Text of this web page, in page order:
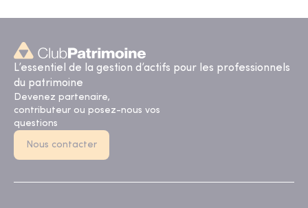
L’essentiel de la gestion d’actifs pour les professionnels
du patrimoine
Devenez partenaire,
contributeur ou posez-nous vos
questions
Nous contacter